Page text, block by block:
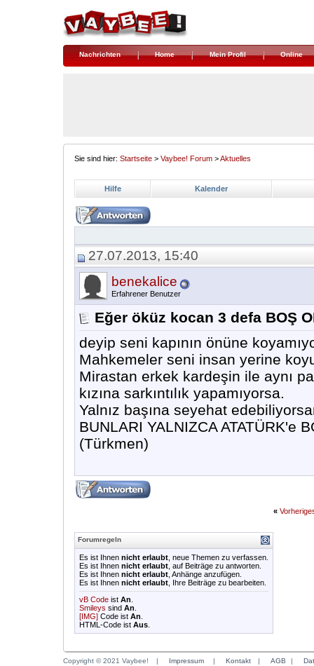
Nachrichten Home Mein Profil Online
Sie sind hier: Startseite > Vaybee! Forum >Aktuelles
Hilfe Kalender
27.07.2013, 15:40
benekalice
Erfahrener Benutzer
Eğer öküz kocan 3 defa BOŞ
deyip seni kapının önüne
Mahkemeler seni insan yerine
Mirastan erkek kardeşin ile aynı
kızına sarkıntılık yapamıyorsa.
Yalnız başına seyehat
BUNLARI YALNIZCA ATATÜRK'e
(Türkmen)
«
Forumregeln
Es ist Ihnen nicht erlaubt , neue Themen zu verfassen.
Es ist Ihnen nicht erlaubt , auf Beiträge zu antworten.
Es ist Ihnen nicht erlaubt , Anhänge anzufügen.
Es ist Ihnen nicht erlaubt , Ihre Beiträge zu bearbeiten.
vB Code ist An
Smileys sind An
[IMG] Code ist An
HTML-Code ist Aus
Copyright © 2021 Vaybee! | Impressum | Kontakt | AGB |